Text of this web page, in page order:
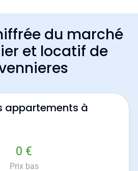
du marché
et locatif de
appartements à
0 €
Prix bas